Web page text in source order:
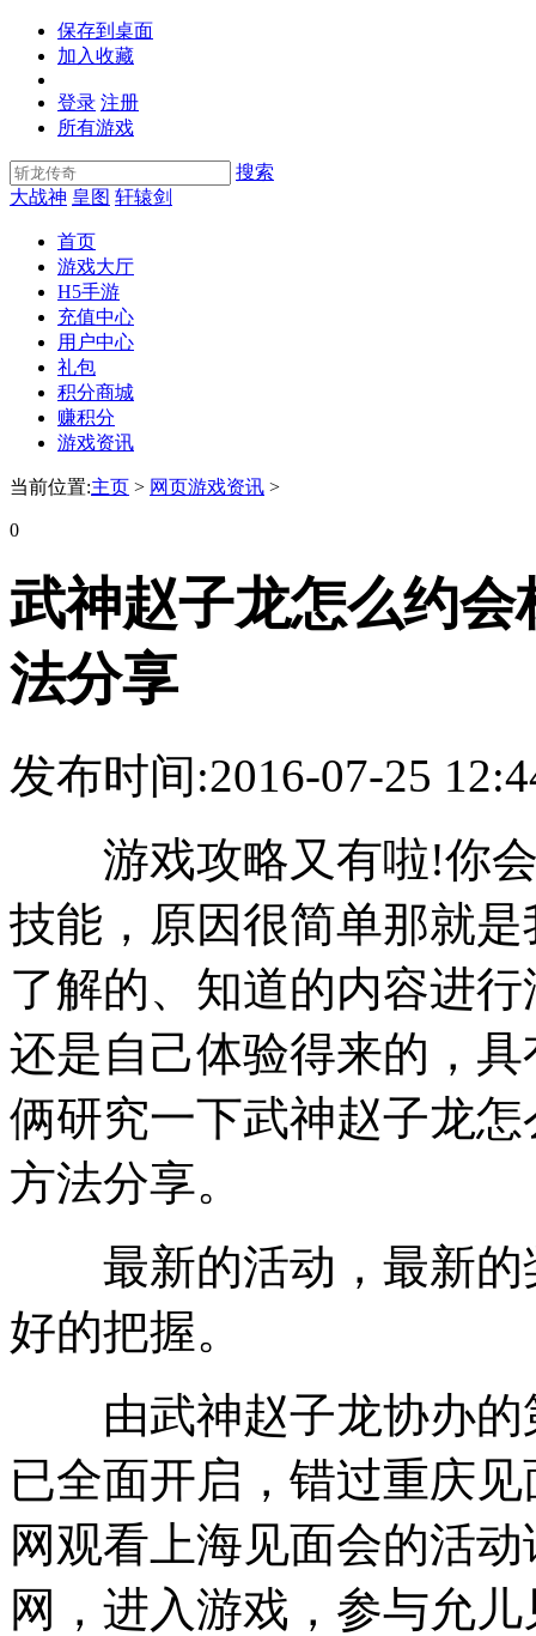
保存到桌面
加入收藏
登录 注册
所有游戏
搜索
大战神 皇图 轩辕剑
首页
游戏大厅
H5手游
充值中心
用户中心
礼包
积分商城
赚积分
游戏资讯
当前位置:主页 > 网页游戏资讯 >
0
武神赵子龙怎么约
法分享
发布时间:2016-07-25
游戏攻略又有啦!你会
技能，原因很简单那就
了解的、知道的内容进
还是自己体验得来的，
俩研究一下武神赵子龙
方法分享。
最新的活动，最新的
好的把握。
由武神赵子龙协办的
已全面开启，错过重庆
网观看上海见面会的活
网，进入游戏，参与允